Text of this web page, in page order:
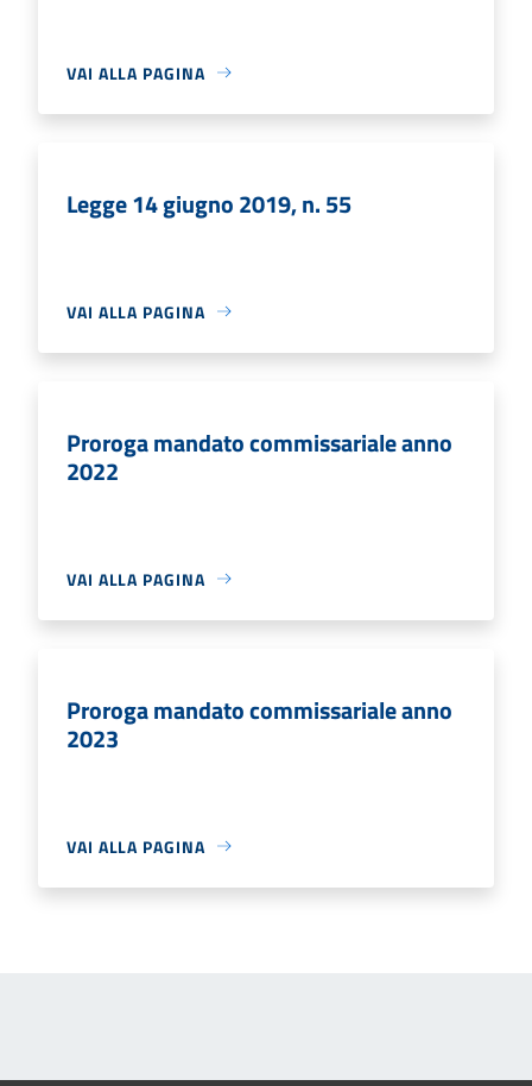
VAI ALLA PAGINA
Legge 14 giugno 2019, n. 55
VAI ALLA PAGINA
Proroga mandato commissariale anno
2022
VAI ALLA PAGINA
Proroga mandato commissariale anno
2023
VAI ALLA PAGINA